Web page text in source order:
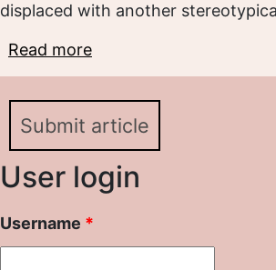
displaced with another
Read more
либерально-
Submit article
User login
Username *